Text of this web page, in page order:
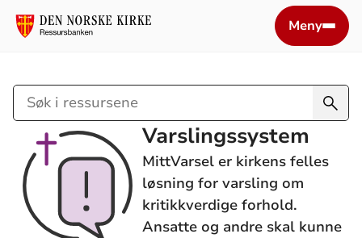
Meny
Søk
i
ressursene
Varslingssystem
MittVarsel er kirkens felles
løsning for varsling om
kritikkverdige forhold.
Ansatte og andre skal kunne